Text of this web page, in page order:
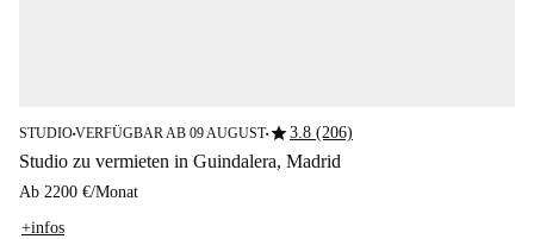
STUDIO■VERFÜGBAR AB 09 AUGUST■star3.8 (206)
Studio zu vermieten in Guindalera, Madrid
Ab 2200 €/Monat
+infos